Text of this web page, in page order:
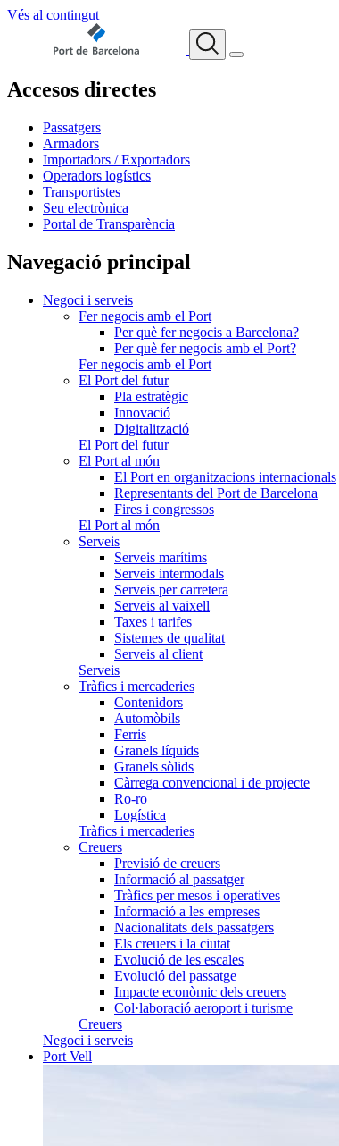
Vés al contingut
Accesos directes
Passatgers
Armadors
Importadors / Exportadors
Operadors logístics
Transportistes
Seu electrònica
Portal de Transparència
Navegació principal
Negoci i serveis
Fer negocis amb el Port
Per què fer negocis a Barcelona?
Per què fer negocis amb el Port?
Fer negocis amb el Port
El Port del futur
Pla estratègic
Innovació
Digitalització
El Port del futur
El Port al món
El Port en organitzacions internacionals
Representants del Port de Barcelona
Fires i congressos
El Port al món
Serveis
Serveis marítims
Serveis intermodals
Serveis per carretera
Serveis al vaixell
Taxes i tarifes
Sistemes de qualitat
Serveis al client
Serveis
Tràfics i mercaderies
Contenidors
Automòbils
Ferris
Granels líquids
Granels sòlids
Càrrega convencional i de projecte
Ro-ro
Logística
Tràfics i mercaderies
Creuers
Previsió de creuers
Informació al passatger
Tràfics per mesos i operatives
Informació a les empreses
Nacionalitats dels passatgers
Els creuers i la ciutat
Evolució de les escales
Evolució del passatge
Impacte econòmic dels creuers
Col·laboració aeroport i turisme
Creuers
Negoci i serveis
Port Vell